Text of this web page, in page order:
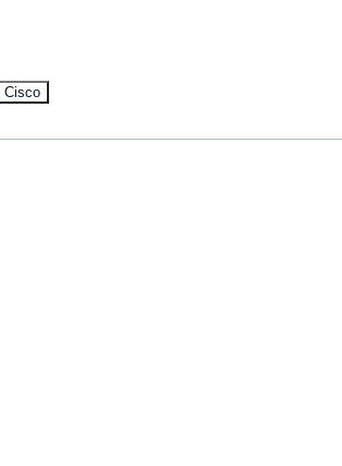
Cisco